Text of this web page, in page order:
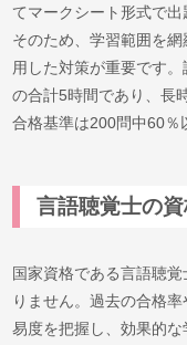
てマークシート形式で出
そのため、学習範囲を
用した対策が重要です
の合計5時間であり、長
合格基準は200問中60％
言語聴覚士の
国家資格である言語聴
りません。過去の合格
易度を把握し、効果的